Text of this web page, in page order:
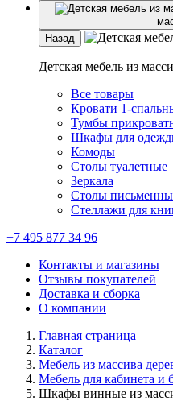
Назад
Детская мебель из
Все товары
Кровати 1-
Тумбы
Шкафы для
Комоды
Столы туалетные
Зеркала
Столы
Стеллажи для
+7 495 877 34 96
Контакты и магазины
Отзывы покупателей
Доставка и сборка
О компании
Главная страница
Каталог
Мебель из массива
Мебель для кабинета и
Шкафы винные из